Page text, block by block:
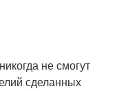
не смогут
сделанных